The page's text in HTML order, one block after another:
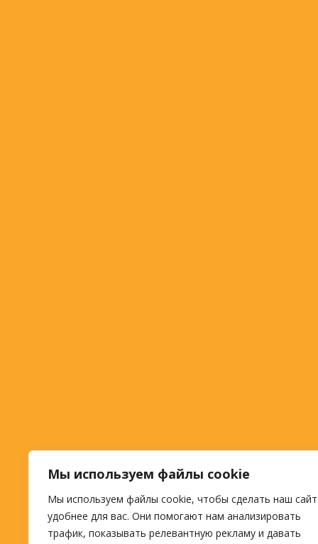
Мы используем файлы cookie
Мы используем файлы cookie, чтобы сделать наш сайт
удобнее для вас. Они помогают нам анализировать
трафик, показывать релевантную рекламу и давать